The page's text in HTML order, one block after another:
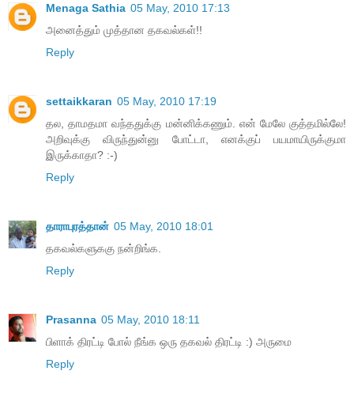
Menaga Sathia 05 May, 2010 17:13
அனைத்தும் முத்தான தகவல்கள்!!
Reply
settaikkaran 05 May, 2010 17:19
தல, தாமதமா வந்ததுக்கு மன்னிக்கணும். என் மேலே குத்தமில்லே!
அறிவுக்கு விருந்துன்னு போட்டா, எனக்குப் பயமாயிருக்குமா
இருக்காதா? :-)
Reply
தாராபுரத்தான் 05 May, 2010 18:01
தகவல்களுககு நன்றிங்க.
Reply
Prasanna 05 May, 2010 18:11
பிளாக் திரட்டி போல் நீங்க ஒரு தகவல் திரட்டி :) அருமை
Reply